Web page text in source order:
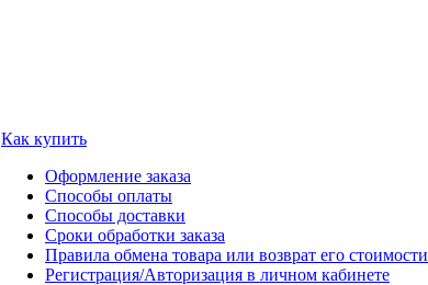
Как купить
Оформление заказа
Способы оплаты
Способы доставки
Сроки обработки заказа
Правила обмена товара или возврат его стоимости
Регистрация/Авторизация в личном кабинете